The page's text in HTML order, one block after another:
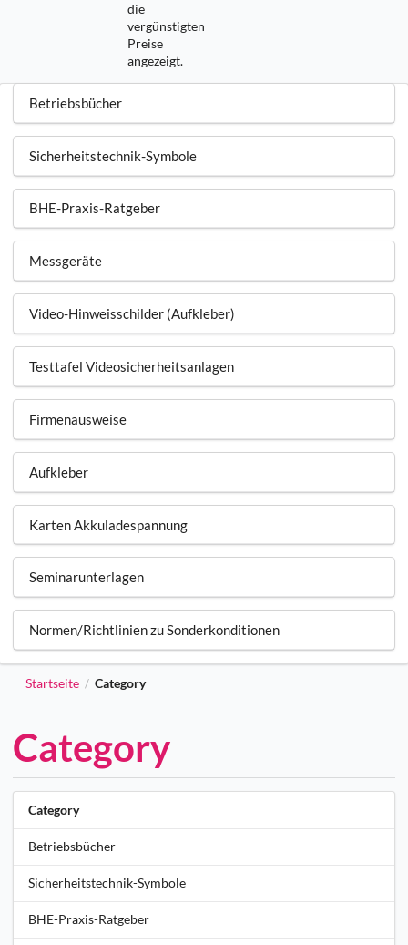
die
vergünstigten
Preise
angezeigt.
Betriebsbücher
Sicherheitstechnik-Symbole
BHE-Praxis-Ratgeber
Messgeräte
Video-Hinweisschilder (Aufkleber)
Testtafel Videosicherheitsanlagen
Firmenausweise
Aufkleber
Karten Akkuladespannung
Seminarunterlagen
Normen/Richtlinien zu Sonderkonditionen
Startseite / Category
Category
Category
Betriebsbücher
Sicherheitstechnik-Symbole
BHE-Praxis-Ratgeber